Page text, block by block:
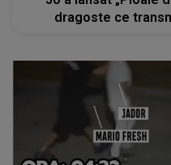
dragoste ce